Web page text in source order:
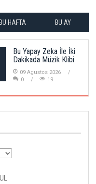
BU HAFTA BU AY
Bu Yapay Zeka İle İki
Dakikada Müzik Klibi
09 Agustos 2026
0
19